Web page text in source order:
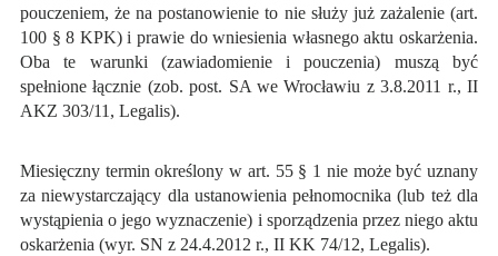
pouczeniem, że na postanowienie to nie służy już zażalenie (art.
100 § 8 KPK) i prawie do wniesienia własnego aktu oskarżenia.
Oba te warunki (zawiadomienie i pouczenia) muszą być
spełnione łącznie (zob. post. SA we Wrocławiu z 3.8.2011 r., II
AKZ 303/11, Legalis).
Miesięczny termin określony w art. 55 § 1 nie może być uznany
za niewystarczający dla ustanowienia pełnomocnika (lub też dla
wystąpienia o jego wyznaczenie) i sporządzenia przez niego aktu
oskarżenia (wyr. SN z 24.4.2012 r., II KK 74/12, Legalis).